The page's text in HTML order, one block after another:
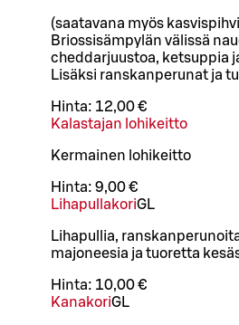
(saatavana myös
Briossisämpylän välissä
cheddarjuustoa, ketsuppia
Lisäksi ranskanperunat ja
Hinta: 12,00 €
Kalastajan lohikeitto
Kermainen lohikeitto
Hinta: 9,00 €
LihapullakoriGL
Lihapullia,
majoneesia ja tuoretta
Hinta: 10,00 €
KanakoriGL